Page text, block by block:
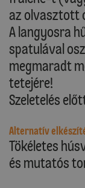
az olvasztott
A langyosra
spatulával
megmaradt
tetejére!
Szeletelés
Alternatív
Tökéletes
és mutatós